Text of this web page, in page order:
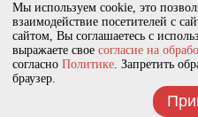
Мы используем cookie, это
взаимодействие посетителей с
сайтом, Вы соглашаетесь с
выражаете свое согласие на
согласно Политике. Запретить
браузер.